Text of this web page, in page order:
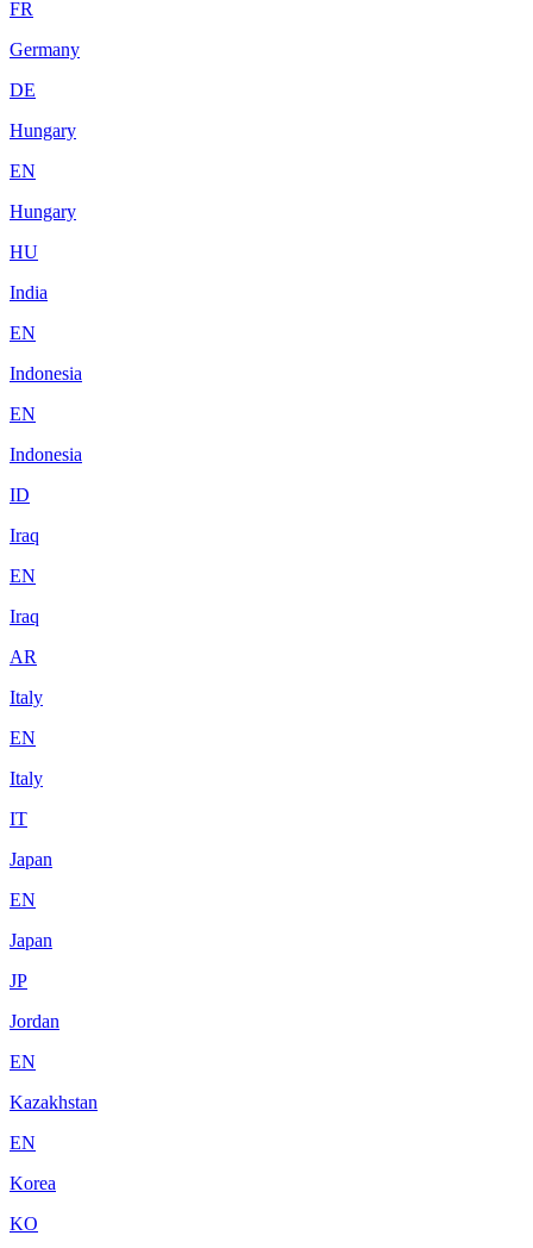
FR
Germany
DE
Hungary
EN
Hungary
HU
India
EN
Indonesia
EN
Indonesia
ID
Iraq
EN
Iraq
AR
Italy
EN
Italy
IT
Japan
EN
Japan
JP
Jordan
EN
Kazakhstan
EN
Korea
KO